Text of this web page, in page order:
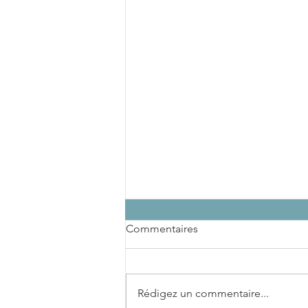
Commentaires
Rédigez un commentaire...